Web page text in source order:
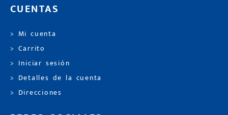
CUENTAS
> Mi cuenta
> Carrito
> Iniciar sesión
> Detalles de la cuenta
> Direcciones